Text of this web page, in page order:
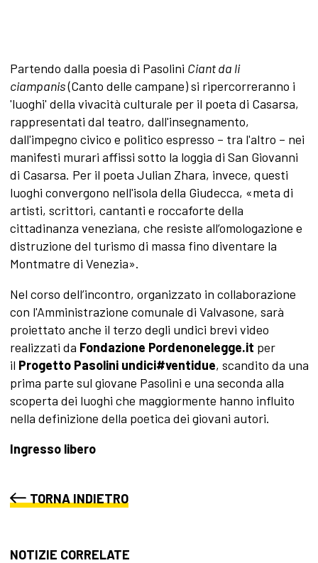
Partendo dalla poesia di Pasolini Ciant da li
ciampanis(Canto delle campane) si ripercorreranno i
'luoghi' della vivacità culturale per il poeta di Casarsa,
rappresentati dal teatro, dall'insegnamento,
dall'impegno civico e politico espresso – tra l'altro – nei
manifesti murari affissi sotto la loggia di San Giovanni
di Casarsa. Per il poeta Julian Zhara, invece, questi
luoghi convergono nell'isola della Giudecca, «meta di
artisti, scrittori, cantanti e roccaforte della
cittadinanza veneziana, che resiste all’omologazione e
distruzione del turismo di massa fino diventare la
Montmatre di Venezia».
Nel corso dell’incontro, organizzato in collaborazione
con l'Amministrazione comunale di Valvasone, sarà
proiettato anche il terzo degli undici brevi video
realizzati da Fondazione Pordenonelegge.it per
il Progetto Pasolini undici#ventidue, scandito da una
prima parte sul giovane Pasolini e una seconda alla
scoperta dei luoghi che maggiormente hanno influito
nella definizione della poetica dei giovani autori.
Ingresso libero
TORNA INDIETRO
NOTIZIE CORRELATE